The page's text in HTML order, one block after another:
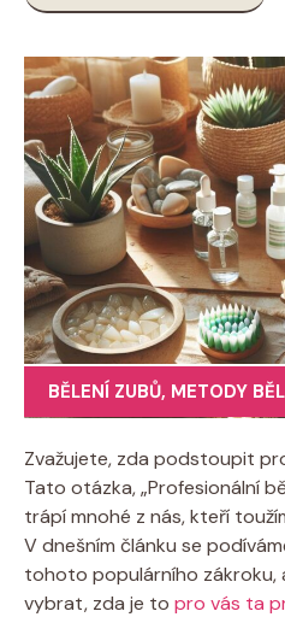
BĚLENÍ ZUBŮ, METODY
Zvažujete, zda podstoupit
Tato otázka, „Profesionální
trápí mnohé z nás, kteří
V dnešním článku se
tohoto populárního zákroku,
vybrat, zda je to pro vás ta